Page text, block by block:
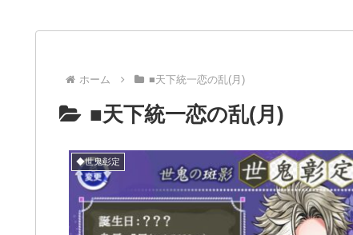
ホーム ■天下統一恋の乱(月)
■天下統一恋の乱(月)
◆世鬼彰定